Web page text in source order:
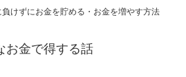
けずにお金を貯める・お金を増やす方法
お金で得する話